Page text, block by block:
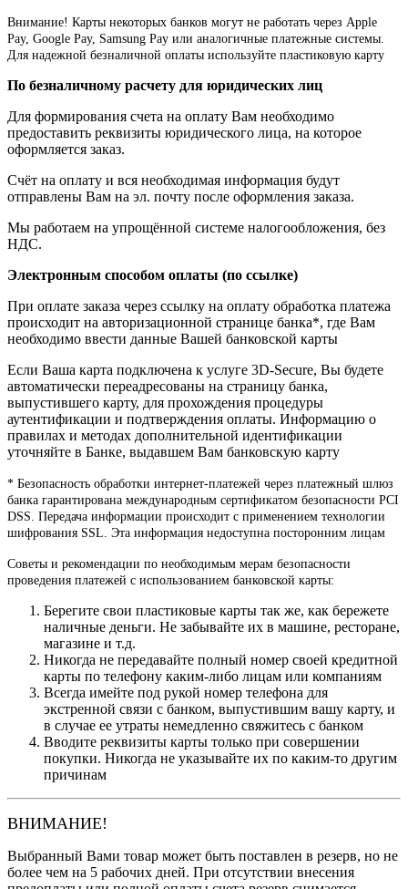
Внимание! Карты некоторых банков могут не работать через Apple
Pay, Google Pay, Samsung Pay или аналогичные платежные системы.
Для надежной безналичной оплаты используйте пластиковую карту
По безналичному расчету для юридических лиц
Для формирования счета на оплату Вам необходимо
предоставить реквизиты юридического лица, на которое
оформляется заказ.
Счёт на оплату и вся необходимая информация будут
отправлены Вам на эл. почту после оформления заказа.
Мы работаем на упрощённой системе налогообложения, без
НДС.
Электронным способом оплаты (по ссылке)
При оплате заказа через ссылку на оплату обработка платежа
происходит на авторизационной странице банка*, где Вам
необходимо ввести данные Вашей банковской карты
Если Ваша карта подключена к услуге 3D-Secure, Вы будете
автоматически переадресованы на страницу банка,
выпустившего карту, для прохождения процедуры
аутентификации и подтверждения оплаты. Информацию о
правилах и методах дополнительной идентификации
уточняйте в Банке, выдавшем Вам банковскую карту
* Безопасность обработки интернет-платежей через платежный шлюз
банка гарантирована международным сертификатом безопасности PCI
DSS. Передача информации происходит с применением технологии
шифрования SSL. Эта информация недоступна посторонним лицам
Советы и рекомендации по необходимым мерам безопасности
проведения платежей с использованием банковской карты:
Берегите свои пластиковые карты так же, как бережете
наличные деньги. Не забывайте их в машине, ресторане,
магазине и т.д.
Никогда не передавайте полный номер своей кредитной
карты по телефону каким-либо лицам или компаниям
Всегда имейте под рукой номер телефона для
экстренной связи с банком, выпустившим вашу карту, и
в случае ее утраты немедленно свяжитесь с банком
Вводите реквизиты карты только при совершении
покупки. Никогда не указывайте их по каким-то другим
причинам
ВНИМАНИЕ!
Выбранный Вами товар может быть поставлен в резерв, но не
более чем на 5 рабочих дней. При отсутствии внесения